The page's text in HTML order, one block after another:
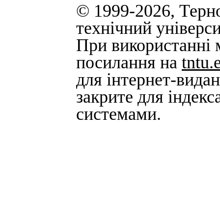
© 1999-2026,
технічний
При використанні
посилання на
для інтернет-
закрите для
системами.